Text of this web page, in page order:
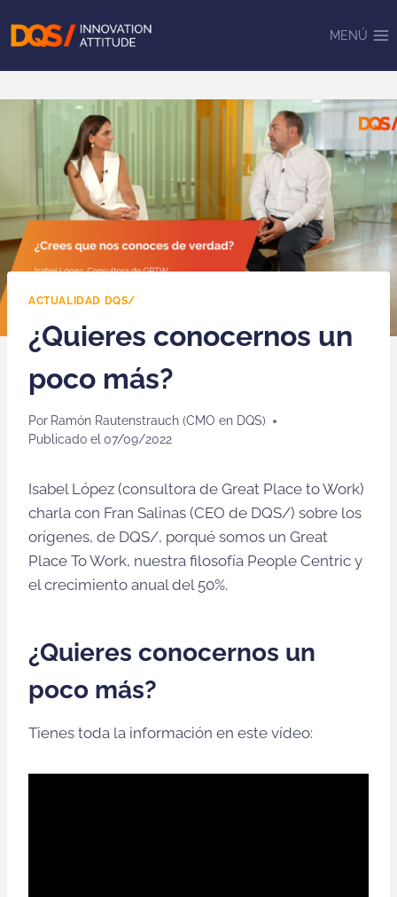
MENÚ
ACTUALIDAD DQS/
¿Quieres conocernos un
poco más?
Por Ramón Rautenstrauch (CMO en DQS)
Publicado el 07/09/2022
Isabel López (consultora de Great Place to Work)
charla con Fran Salinas (CEO de DQS/) sobre los
orígenes, de DQS/, porqué somos un Great
Place To Work, nuestra filosofía People Centric y
el crecimiento anual del 50%.
¿Quieres conocernos un
poco más?
Tienes toda la información en este vídeo: